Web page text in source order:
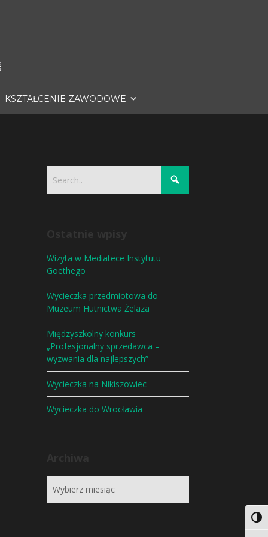
KSZTAŁCENIE ZAWODOWE
Wizyta w Mediatece Instytutu
Goethego
Wycieczka przedmiotowa do
Muzeum Hutnictwa Żelaza
Międzyszkolny konkurs
„Profesjonalny sprzedawca –
wyzwania dla najlepszych”
Wycieczka na Nikiszowiec
Wycieczka do Wrocławia